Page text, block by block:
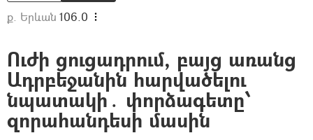
ք. Երևան 106.0
Ուժի ցուցադրում, բայց առանց
Ադրբեջանին հարվածելու
նպատակի․ փորձագետը՝
զորահանդեսի մասին